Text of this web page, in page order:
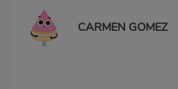
CARMEN GOMEZ